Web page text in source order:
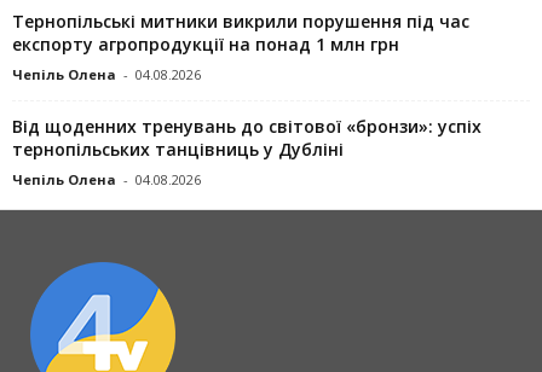
Тернопільські митники викрили порушення під час
експорту агропродукції на понад 1 млн грн
Чепіль Олена - 04.08.2026
Від щоденних тренувань до світової «бронзи»: успіх
тернопільських танцівниць у Дубліні
Чепіль Олена - 04.08.2026